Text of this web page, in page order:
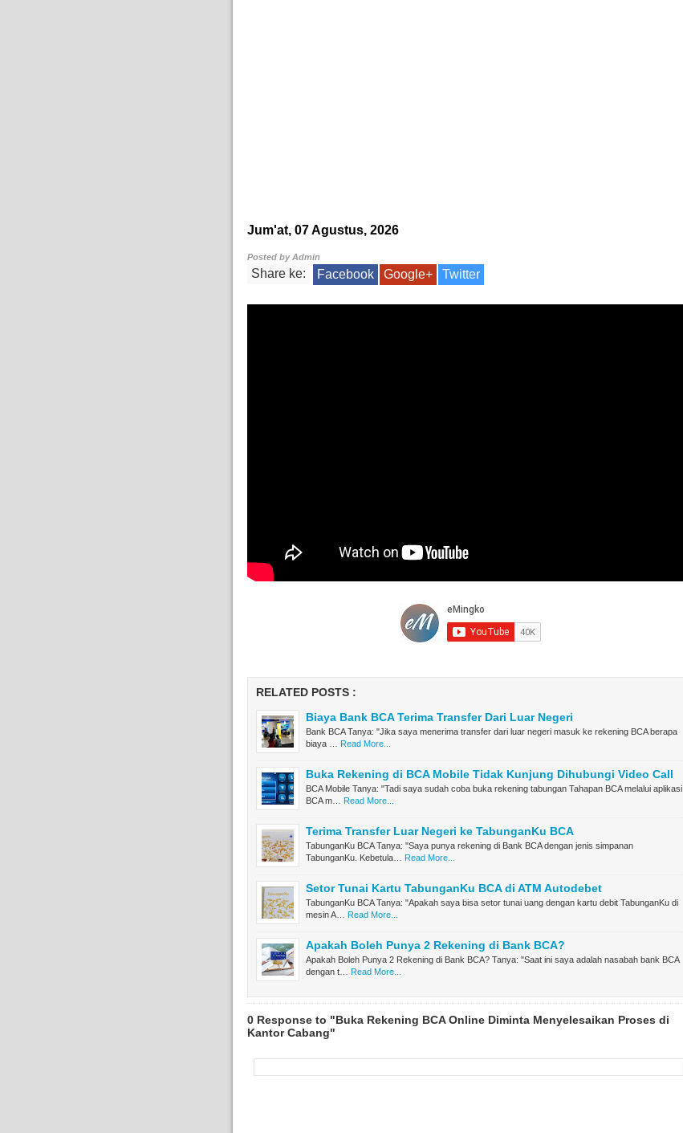
Jum'at, 07 Agustus, 2026
Posted byAdmin
Share ke: Facebook Google+ Twitter
RELATED POSTS :
Biaya Bank BCA Terima Transfer Dari Luar Negeri
Bank BCA Tanya: "Jika saya menerima transfer dari luar negeri masuk ke rekening BCA berapa
biaya …
Read More...
Buka Rekening di BCA Mobile Tidak Kunjung Dihubungi Video Call
BCA Mobile Tanya: "Tadi saya sudah coba buka rekening tabungan Tahapan BCA melalui aplikasi
BCA m…
Read More...
Terima Transfer Luar Negeri ke TabunganKu BCA
TabunganKu BCA Tanya: "Saya punya rekening di Bank BCA dengan jenis simpanan
TabunganKu. Kebetula…
Read More...
Setor Tunai Kartu TabunganKu BCA di ATM Autodebet
TabunganKu BCA Tanya: "Apakah saya bisa setor tunai uang dengan kartu debit TabunganKu di
mesin A…
Read More...
Apakah Boleh Punya 2 Rekening di Bank BCA?
Apakah Boleh Punya 2 Rekening di Bank BCA? Tanya: "Saat ini saya adalah nasabah bank BCA
dengan t…
Read More...
0 Response to "Buka Rekening BCA Online Diminta Menyelesaikan Proses di
Kantor Cabang"